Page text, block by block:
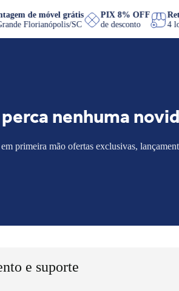
Montagem de móvel grátis
na Grande Florianópolis/SC
PIX 8% OFF
de desconto
nenhuma
primeira mão ofertas exclusivas,
e suporte